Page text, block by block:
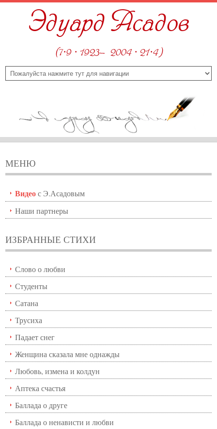
Эдуард Асадов
(7·9 · 1923—2004 · 21·4)
МЕНЮ
Видеос Э.Асадовым
Наши партнеры
ИЗБРАННЫЕ СТИХИ
Слово о любви
Студенты
Сатана
Трусиха
Падает снег
Женщина сказала мне однажды
Любовь, измена и колдун
Аптека счастья
Баллада о друге
Баллада о ненависти и любви